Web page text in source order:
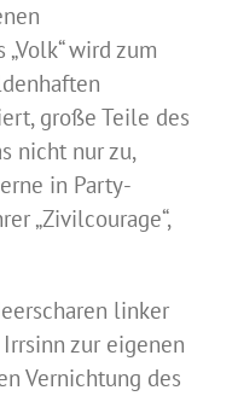
wird zum
große Teile des
nicht nur zu,
in Party-
„Zivilcourage“,
linker
zur eigenen
Vernichtung des